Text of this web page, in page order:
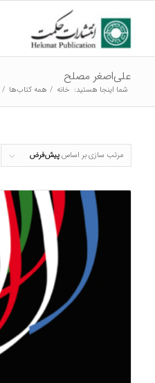
علی‌اصغر مصلح
شما اینجا هستید: خانه / همه کتاب‌ها /
مرتب سازی بر اساسپیش‌فرض